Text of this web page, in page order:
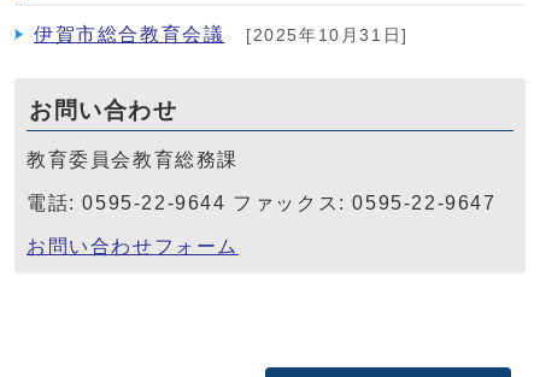
伊賀市総合教育会議 [2025年10月31日]
お問い合わせ
教育委員会教育総務課
電話: 0595-22-9644 ファックス: 0595-22-9647
お問い合わせフォーム